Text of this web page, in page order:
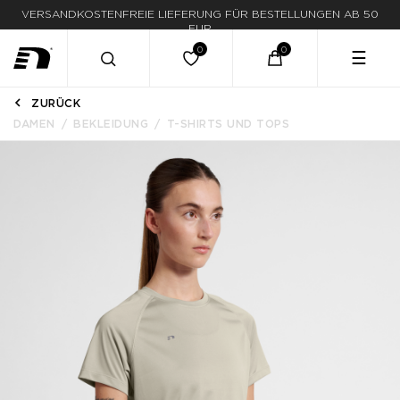
VERSANDKOSTENFREIE LIEFERUNG FÜR BESTELLUNGEN AB 50
EUR
☰
ZURÜCK
DAMEN
BEKLEIDUNG T-SHIRTS UND TOPS